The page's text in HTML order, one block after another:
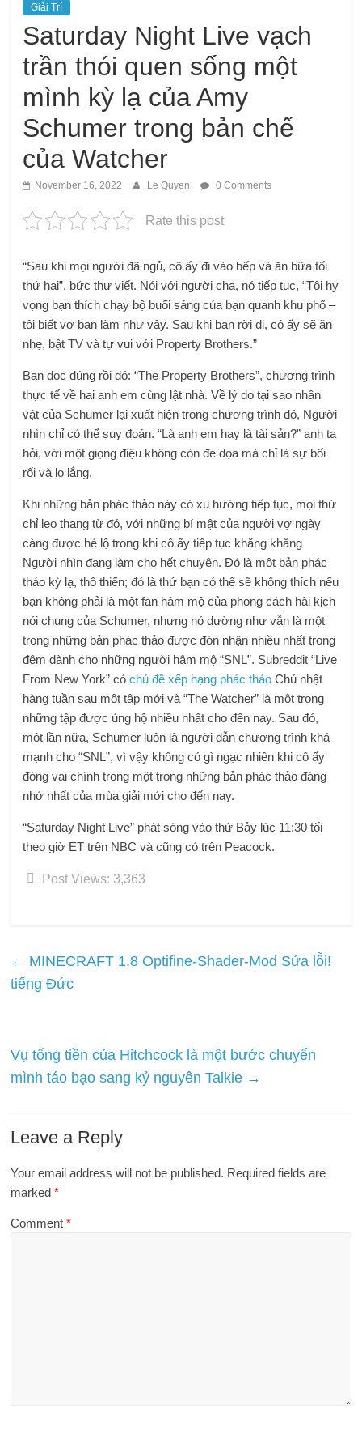
Giải Trí
Saturday Night Live vạch
trần thói quen sống một
mình kỳ lạ của Amy
Schumer trong bản chế
của Watcher
November 16, 2022 Le Quyen 0 Comments
Rate this post
“Sau khi mọi người đã ngủ, cô ấy đi vào bếp và ăn bữa tối
thứ hai”, bức thư viết. Nói với người cha, nó tiếp tục, “Tôi hy
vọng bạn thích chạy bộ buổi sáng của bạn quanh khu phố –
tôi biết vợ bạn làm như vậy. Sau khi bạn rời đi, cô ấy sẽ ăn
nhẹ, bật TV và tự vui với Property Brothers.”
Bạn đọc đúng rồi đó: “The Property Brothers”, chương trình
thực tế về hai anh em cùng lật nhà. Về lý do tại sao nhân
vật của Schumer lại xuất hiện trong chương trình đó, Người
nhìn chỉ có thể suy đoán. “Là anh em hay là tài sản?” anh ta
hỏi, với một giọng điệu không còn đe dọa mà chỉ là sự bối
rối và lo lắng.
Khi những bản phác thảo này có xu hướng tiếp tục, mọi thứ
chỉ leo thang từ đó, với những bí mật của người vợ ngày
càng được hé lộ trong khi cô ấy tiếp tục khăng khăng
Người nhìn đang làm cho hết chuyện. Đó là một bản phác
thảo kỳ lạ, thô thiển; đó là thứ bạn có thể sẽ không thích nếu
bạn không phải là một fan hâm mộ của phong cách hài kịch
nói chung của Schumer, nhưng nó dường như vẫn là một
trong những bản phác thảo được đón nhận nhiều nhất trong
đêm dành cho những người hâm mộ “SNL”. Subreddit “Live
From New York” cóchủ đề xếp hạng phác thảo Chủ nhật
hàng tuần sau một tập mới và “The Watcher” là một trong
những tập được ủng hộ nhiều nhất cho đến nay. Sau đó,
một lần nữa, Schumer luôn là người dẫn chương trình khá
mạnh cho “SNL”, vì vậy không có gì ngạc nhiên khi cô ấy
đóng vai chính trong một trong những bản phác thảo đáng
nhớ nhất của mùa giải mới cho đến nay.
“Saturday Night Live” phát sóng vào thứ Bảy lúc 11:30 tối
theo giờ ET trên NBC và cũng có trên Peacock.
Post Views: 3,363
← MINECRAFT 1.8 Optifine-Shader-Mod Sửa lỗi!
tiếng Đức
Vụ tống tiền của Hitchcock là một bước chuyển
mình táo bạo sang kỷ nguyên Talkie →
Leave a Reply
Your email address will not be published. Required fields are
marked*
Comment*